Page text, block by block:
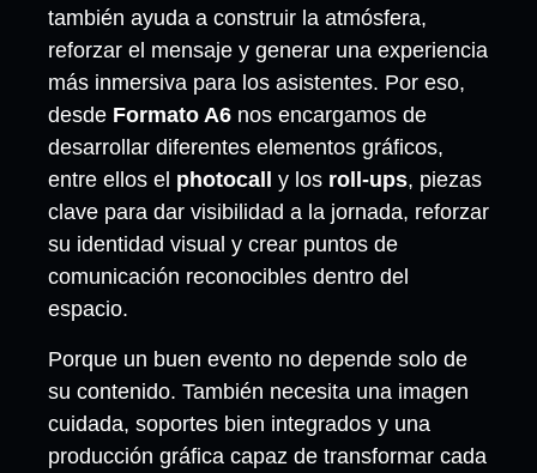
también ayuda a construir la atmósfera,
reforzar el mensaje y generar una experiencia
más inmersiva para los asistentes. Por eso,
desde Formato A6 nos encargamos de
desarrollar diferentes elementos gráficos,
entre ellos el photocall y los roll-ups, piezas
clave para dar visibilidad a la jornada, reforzar
su identidad visual y crear puntos de
comunicación reconocibles dentro del
espacio.
Porque un buen evento no depende solo de
su contenido. También necesita una imagen
cuidada, soportes bien integrados y una
producción gráfica capaz de transformar cada